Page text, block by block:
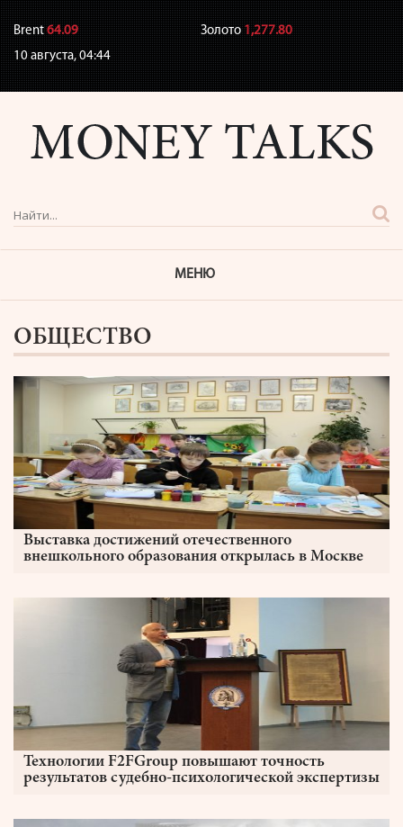
Brent64.09 Золото1,277.80
10 августа,04:44
МЕНЮ
ОБЩЕСТВО
Выставка достижений отечественного
внешкольного образования открылась в Москве
Технологии F2FGroup повышают точность
результатов судебно-психологической экспертизы